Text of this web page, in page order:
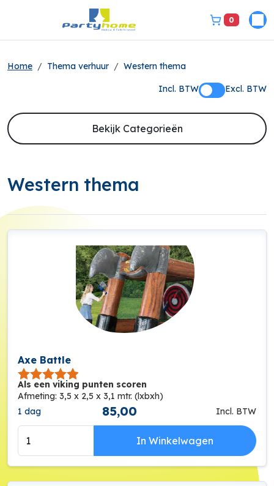
bel ons
0
Home Thema verhuur Western thema
Incl. BTW Excl. BTW
Bekijk Categorieën
Western thema
Axe Battle
1 dag 85,00 Incl. BTW
Als een viking punten scoren
Afmeting: 3,5 x 2,5 x 3,1 mtr. (lxbxh)
In Winkelwagen